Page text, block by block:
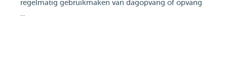
regelmatig gebruikmaken van dagopvang of opvang
...